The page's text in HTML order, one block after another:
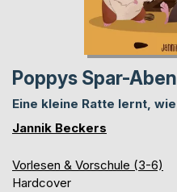
Poppys Spar-
Eine kleine Ratte lernt,
Jannik Beckers
Vorlesen & Vorschule (3-6)
Hardcover